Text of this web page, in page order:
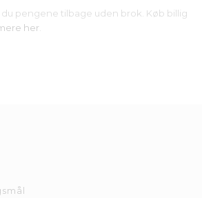
du pengene tilbage uden brok. Køb billig
her